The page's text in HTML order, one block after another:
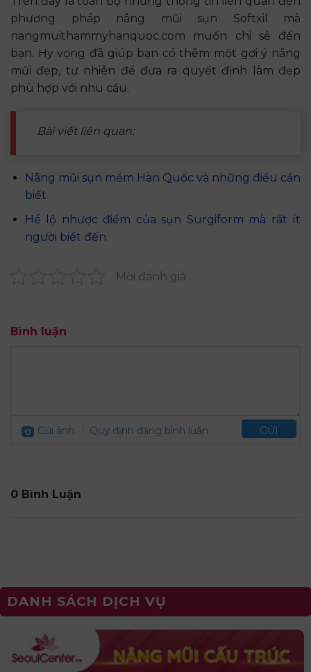
phương pháp nâng mũi sụn Softxil mà
nangmuithammyhanquoc.com muốn chi sẻ đến
bạn. Hy vọng đã giúp bạn có thêm một gợi ý nâng
mũi đẹp, tự nhiên để đưa ra quyết định làm đẹp
phù hợp với nhu cầu.
Bài viết liên quan:
Nâng mũi sụn mềm Hàn Quốc và những điều cần
biết
Hé lộ nhược điểm của sụn Surgiform mà rất ít
người biết đến
Mời đánh giá
Bình luận
Gửi ảnh Quy định đăng bình luận GỬI
0 Bình Luận
DANH SÁCH DỊCH VỤ